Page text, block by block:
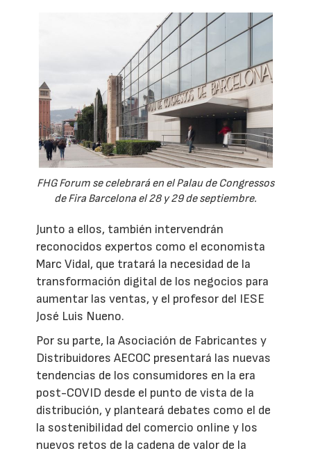
FHG Forum se celebrará en el Palau de Congressos
de Fira Barcelona el 28 y 29 de septiembre.
Junto a ellos, también intervendrán
reconocidos expertos como el economista
Marc Vidal, que tratará la necesidad de la
transformación digital de los negocios para
aumentar las ventas, y el profesor del IESE
José Luis Nueno.
Por su parte, la Asociación de Fabricantes y
Distribuidores AECOC presentará las nuevas
tendencias de los consumidores en la era
post-COVID desde el punto de vista de la
distribución, y planteará debates como el de
la sostenibilidad del comercio online y los
nuevos retos de la cadena de valor de la